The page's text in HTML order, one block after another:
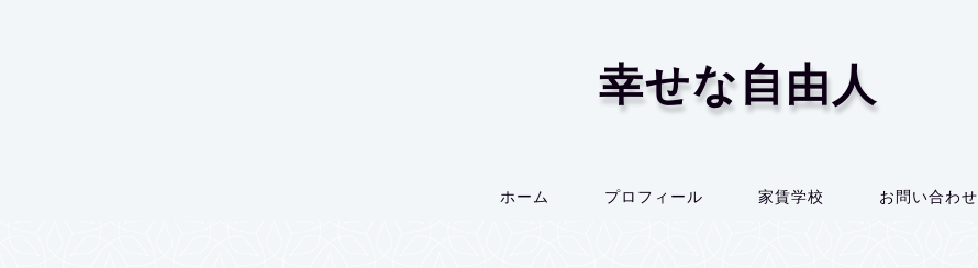
幸せな自由人
ホーム プロフィール 家賃学校 お問い合わせ